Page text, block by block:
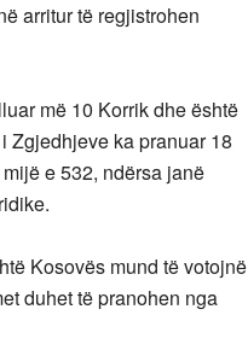
arritur të regjistrohen
më 10 Korrik dhe është
Zgjedhjeve ka pranuar 18
e 532, ndërsa janë
Kosovës mund të votojnë
duhet të pranohen nga